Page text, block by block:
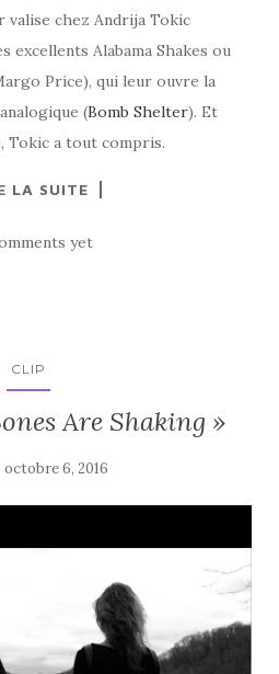
valise chez Andrija Tokic
excellents Alabama Shakes ou
Price), qui leur ouvre la
(Bomb Shelter). Et
Tokic a tout compris.
LA SUITE
yet
CLIP
Are Shaking »
octobre 6, 2016